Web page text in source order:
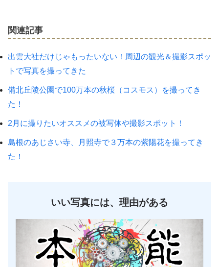
関連記事
出雲大社だけじゃもったいない！周辺の観光＆撮影スポッ
トで写真を撮ってきた
備北丘陵公園で100万本の秋桜（コスモス）を撮ってき
た！
2月に撮りたいオススメの被写体や撮影スポット！
島根のあじさい寺、月照寺で３万本の紫陽花を撮ってき
た！
いい写真には、理由がある